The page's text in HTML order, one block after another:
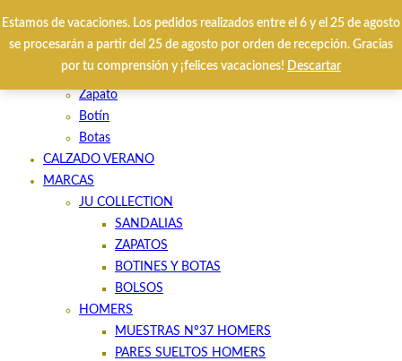
Estamos de vacaciones. Los pedidos realizados entre el 6 y el 25 de agosto
se procesarán a partir del 25 de agosto por orden de recepción. Gracias
por tu comprensión y ¡felices vacaciones! Descartar
HOME
CALZADO INVIERNO
Zapato
Botín
Botas
CALZADO VERANO
MARCAS
JU COLLECTION
SANDALIAS
ZAPATOS
BOTINES Y BOTAS
BOLSOS
HOMERS
MUESTRAS Nº37 HOMERS
PARES SUELTOS HOMERS